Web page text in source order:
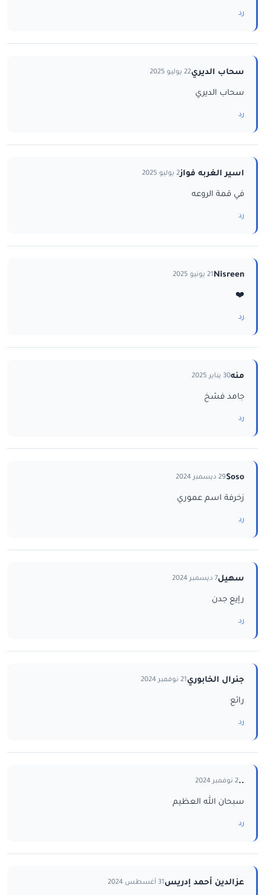
رد
سحاب الديري22 يوليو 2025
سحاب الديري
رد
اسير الغربه فواز2 يوليو 2025
في قمة الروعه
رد
Nisreen21 يونيو 2025
❤️
رد
منه30 يناير 2025
جامد فشخ
رد
Soso29 ديسمبر 2024
زخرفة اسم عموري
رد
سهيل7 ديسمبر 2024
رإيع جدن
رد
جنرال الخابوري21 نوفمبر 2024
رائع
رد
..2 نوفمبر 2024
سبحان الله العظيم
رد
عزالدين أحمد إدريس31 أغسطس 2024